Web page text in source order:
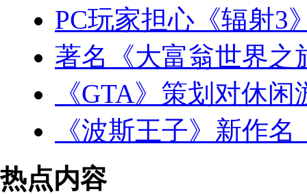
PC玩家担心《辐射3
著名《大富翁世界之
《GTA》策划对休
《波斯王子》新作
热点内容